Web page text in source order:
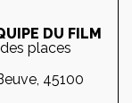
DU FILM
places
45100